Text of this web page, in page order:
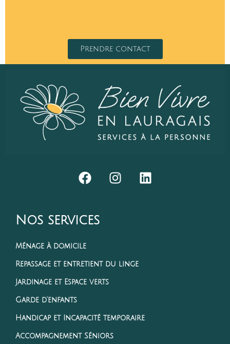
Prendre contact
Nos services
Ménage à domicile
Repassage et entretient du linge
Jardinage et Espace verts
Garde d’enfants
Handicap et Incapacité temporaire
Accompagnement Séniors